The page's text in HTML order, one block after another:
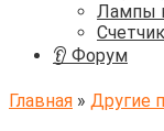
Лампы
👂 Форум
Главная » Другие